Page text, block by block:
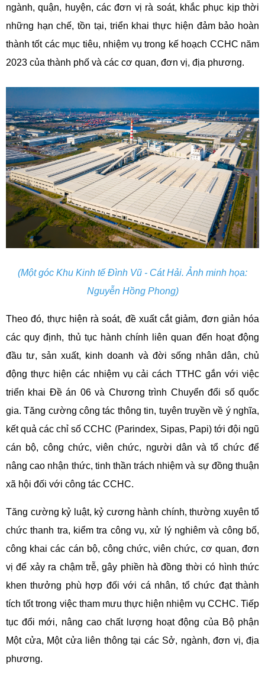
ngành, quận, huyện, các đơn vị rà soát, khắc phục kịp thời
những hạn chế, tồn tại, triển khai thực hiện đảm bảo hoàn
thành tốt các mục tiêu, nhiệm vụ trong kế hoạch CCHC năm
2023 của thành phố và các cơ quan, đơn vị, địa phương.
(Một góc Khu Kinh tế Đình Vũ - Cát Hải. Ảnh minh họa:
Nguyễn Hồng Phong)
Theo đó, thực hiện rà soát, đề xuất cắt giảm, đơn giản hóa
các quy định, thủ tục hành chính liên quan đến hoạt động
đầu tư, sản xuất, kinh doanh và đời sống nhân dân, chủ
động thực hiện các nhiệm vụ cải cách TTHC gắn với việc
triển khai Đề án 06 và Chương trình Chuyển đổi số quốc
gia. Tăng cường công tác thông tin, tuyên truyền về ý nghĩa,
kết quả các chỉ số CCHC (Parindex, Sipas, Papi) tới đội ngũ
cán bộ, công chức, viên chức, người dân và tổ chức để
nâng cao nhận thức, tinh thần trách nhiệm và sự đồng thuận
xã hội đối với công tác CCHC.
Tăng cường kỷ luật, kỷ cương hành chính, thường xuyên tổ
chức thanh tra, kiểm tra công vụ, xử lý nghiêm và công bố,
công khai các cán bộ, công chức, viên chức, cơ quan, đơn
vị để xảy ra chậm trễ, gây phiền hà đồng thời có hình thức
khen thưởng phù hợp đối với cá nhân, tổ chức đạt thành
tích tốt trong việc tham mưu thực hiện nhiệm vụ CCHC. Tiếp
tục đổi mới, nâng cao chất lượng hoạt động của Bộ phận
Một cửa, Một cửa liên thông tại các Sở, ngành, đơn vị, địa
phương.